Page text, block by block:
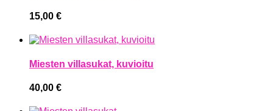
15,00 €
Miesten villasukat, kuvioitu
40,00 €